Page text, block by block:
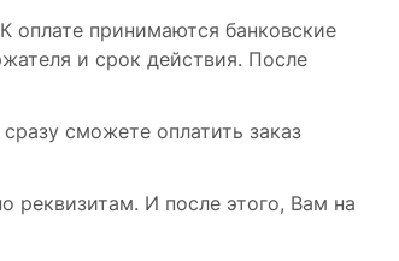
оплате принимаются банковские
и срок действия. После
сможете оплатить заказ
реквизитам. И после этого, Вам на